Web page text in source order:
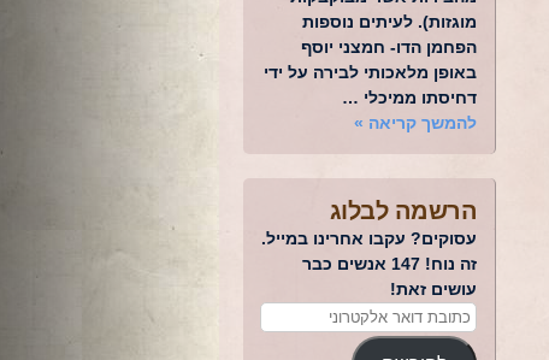
מוגזות). לעיתים נוספות
הפחמן הדו- חמצני יוסף
באופן מלאכותי לבירה על ידי
דחיסתו ממיכלי …
להמשך קריאה »
הרשמה לבלוג
עסוקים? עקבו אחרינו במייל.
זה נוח! 147 אנשים כבר
עושים זאת!